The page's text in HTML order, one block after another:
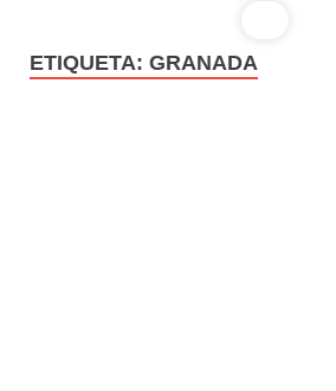
ETIQUETA: GRANADA